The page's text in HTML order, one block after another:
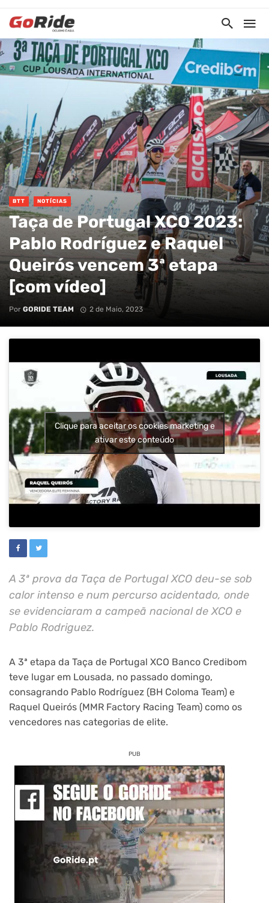
BTT NOTÍCIAS
Taça de Portugal XCO 2023:
Pablo Rodríguez e Raquel
Queirós vencem 3ª etapa
[com vídeo]
Por GORIDE TEAM 2 de Maio, 2023
Clique para aceitar os cookies marketing e
ativar este conteúdo
A 3ª prova da Taça de Portugal XCO deu-se sob
calor intenso e num percurso acidentado, onde
se evidenciaram a campeã nacional de XCO e
Pablo Rodriguez.
A 3ª etapa da Taça de Portugal XCO Banco Credibom
teve lugar em Lousada, no passado domingo,
consagrando Pablo Rodríguez (BH Coloma Team) e
Raquel Queirós (MMR Factory Racing Team) como os
vencedores nas categorias de elite.
PUB